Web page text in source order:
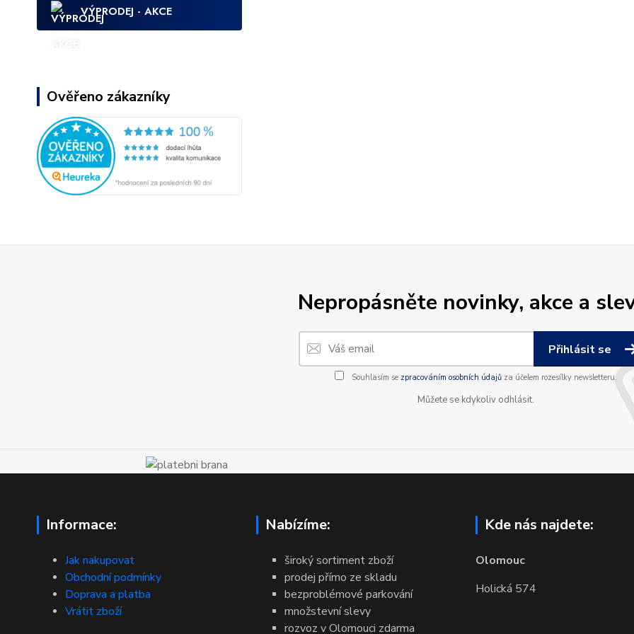
VÝPRODEJ - AKCE
Ověřeno zákazníky
Nepropásněte novinky, akce a
Přihlásit se
Souhlasím se zpracováním osobních údajůza účelem rozesílky newsletteru.
Můžete se kdykoliv odhlásit.
Informace:
Jak nakupovat
Obchodní podmínky
Doprava a platba
Vrátit zboží
Nabízíme:
široký sortiment zboží
prodej přímo ze skladu
bezproblémové parkování
množstevní slevy
rozvoz v Olomouci zdarma
Kde nás najdete:
Olomouc
Holická 574